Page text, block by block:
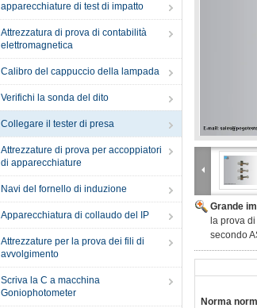
apparecchiature di test di impatto
Attrezzatura di prova di contabilità
elettromagnetica
Calibro del cappuccio della lampada
Verifichi la sonda del dito
Collegare il tester di presa
Attrezzature di prova per accoppiatori
di apparecchiature
Navi del fornello di induzione
Apparecchiatura di collaudo del IP
Attrezzature per la prova dei fili di
avvolgimento
Scriva la C a macchina
Goniophotometer
Grande
la prova
secondo
Norma